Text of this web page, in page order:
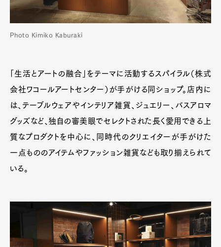
Photo Kimiko Kaburaki
「生活とアートの融合」をテーマに活動するスパイラル（株式
会社ワコールアートセンター）が手がける同ショップ。店内に
は、テーブルウェアやインテリア雑貨、ジュエリー、バスアロマ
グッズなど、独自の審美眼でセレクトされた長く愛用できる上
質なプロダクトを中心に、同時代のクリエイターが手がけた
一点もののアイテムやファッション雑貨なども取り揃えられて
いる。